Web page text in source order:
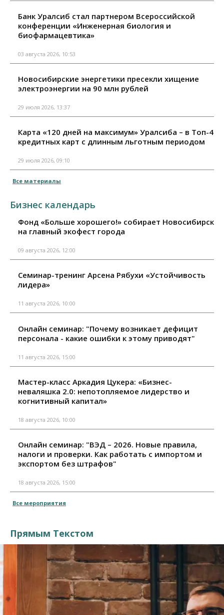
Банк Уралсиб стал партнером Всероссийской
конференции «Инженерная биология и
биофармацевтика»
03 августа 2026, 10:53
Новосибирские энергетики пресекли хищение
электроэнергии на 90 млн рублей
29 июля 2026, 13:37
Карта «120 дней на максимум» Уралсиба – в Топ-4
кредитных карт с длинным льготным периодом
29 июля 2026, 09:10
Все материалы
Бизнес календарь
Фонд «Больше хорошего!» собирает Новосибирск
на главный экофест города
09 августа 2026, 12:00
Семинар-тренинг Арсена Рябухи «Устойчивость
лидера»
11 августа 2026, 10:00
Онлайн семинар: "Почему возникает дефицит
персонала - какие ошибки к этому приводят"
11 августа 2026, 15:00
Мастер-класс Аркадия Цукера: «Бизнес-
неваляшка 2.0: непотопляемое лидерство и
когнитивный капитал»
18 августа 2026, 10:00
Онлайн семинар: "ВЭД – 2026. Новые правила,
налоги и проверки. Как работать с импортом и
экспортом без штрафов"
18 августа 2026, 15:00
Все мероприятия
Прямым Текстом